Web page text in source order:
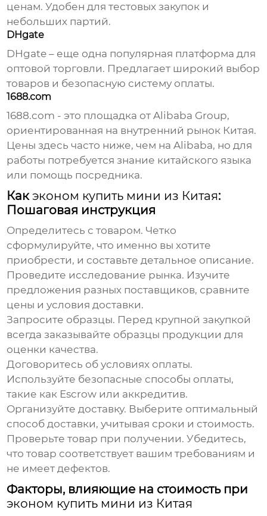
ценам. Удобен для тестовых закупок и
небольших партий.
DHgate
DHgate – еще одна популярная платформа для
оптовой торговли. Предлагает широкий выбор
товаров и безопасную систему оплаты.
1688.com
1688.com - это площадка от Alibaba Group,
ориентированная на внутренний рынок Китая.
Цены здесь часто ниже, чем на Alibaba, но для
работы потребуется знание китайского языка
или помощь посредника.
Какэконом купить мини из Китая:
Пошаговая инструкция
Определитесь с товаром. Четко
сформулируйте, что именно вы хотите
приобрести, и составьте детальное описание.
Проведите исследование рынка. Изучите
предложения разных поставщиков, сравните
цены и условия доставки.
Запросите образцы. Перед крупной закупкой
всегда заказывайте образцы продукции для
оценки качества.
Договоритесь об условиях оплаты.
Используйте безопасные способы оплаты,
такие как Escrow или аккредитив.
Организуйте доставку. Выберите оптимальный
способ доставки, учитывая сроки и стоимость.
Проверьте товар при получении. Убедитесь,
что товар соответствует вашим требованиям и
не имеет дефектов.
Факторы, влияющие на стоимость при
эконом купить мини из Китая